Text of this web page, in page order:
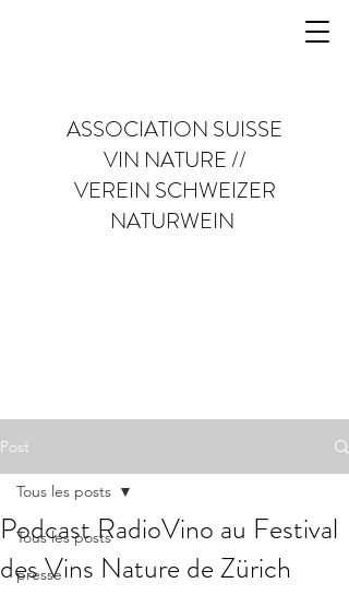
ASSOCIATION SUISSE
VIN NATURE //
VEREIN SCHWEIZER
NATURWEIN
Post
Tous les posts
presse
Tous les posts
Podcast RadioVino au Festival
des Vins Nature de Zürich